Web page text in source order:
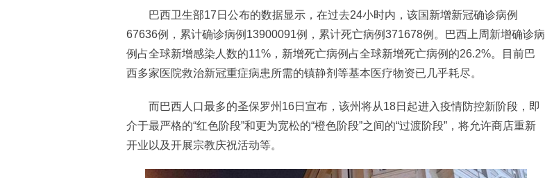
巴西卫生部17日公布的数据显示，在过去24小时内，该国新增新冠确诊病例
67636例，累计确诊病例13900091例，累计死亡病例371678例。巴西上周新增确诊病
例占全球新增感染人数的11%，新增死亡病例占全球新增死亡病例的26.2%。目前巴
西多家医院救治新冠重症病患所需的镇静剂等基本医疗物资已几乎耗尽。
而巴西人口最多的圣保罗州16日宣布，该州将从18日起进入疫情防控新阶段，即
介于最严格的“红色阶段”和更为宽松的“橙色阶段”之间的“过渡阶段”，将允许商店重新
开业以及开展宗教庆祝活动等。